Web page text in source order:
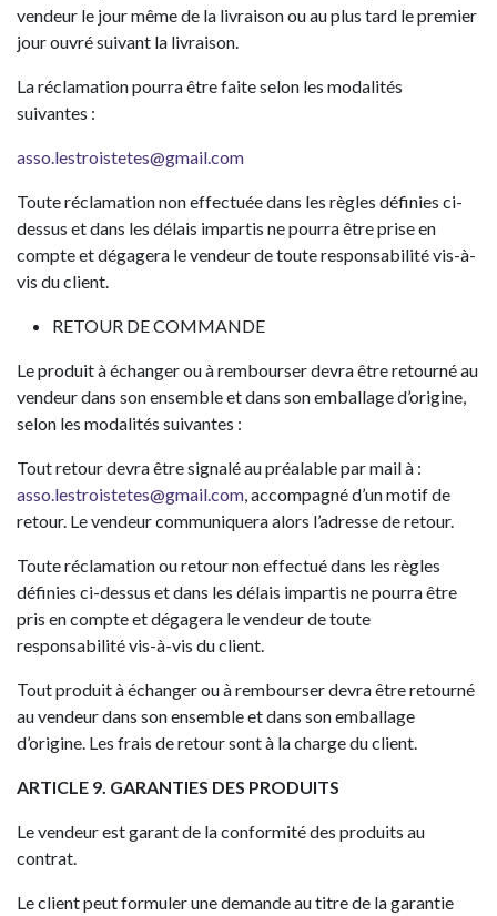
vendeur le jour même de la livraison ou au plus tard le premier
jour ouvré suivant la livraison.
La réclamation pourra être faite selon les modalités
suivantes :
asso.lestroistetes@gmail.com
Toute réclamation non effectuée dans les règles définies ci-
dessus et dans les délais impartis ne pourra être prise en
compte et dégagera le vendeur de toute responsabilité vis-à-
vis du client.
RETOUR DE COMMANDE
Le produit à échanger ou à rembourser devra être retourné au
vendeur dans son ensemble et dans son emballage d’origine,
selon les modalités suivantes :
Tout retour devra être signalé au préalable par mail à :
asso.lestroistetes@gmail.com, accompagné d’un motif de
retour. Le vendeur communiquera alors l’adresse de retour.
Toute réclamation ou retour non effectué dans les règles
définies ci-dessus et dans les délais impartis ne pourra être
pris en compte et dégagera le vendeur de toute
responsabilité vis-à-vis du client.
Tout produit à échanger ou à rembourser devra être retourné
au vendeur dans son ensemble et dans son emballage
d’origine. Les frais de retour sont à la charge du client.
ARTICLE 9. GARANTIES DES PRODUITS
Le vendeur est garant de la conformité des produits au
contrat.
Le client peut formuler une demande au titre de la garantie